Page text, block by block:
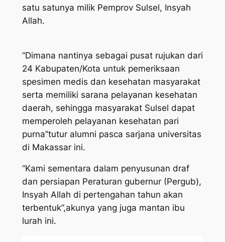
satu satunya milik Pemprov Sulsel, Insyah
Allah.
“Dimana nantinya sebagai pusat rujukan dari
24 Kabupaten/Kota untuk pemeriksaan
spesimen medis dan kesehatan masyarakat
serta memiliki sarana pelayanan kesehatan
daerah, sehingga masyarakat Sulsel dapat
memperoleh pelayanan kesehatan pari
purna”tutur alumni pasca sarjana universitas
di Makassar ini.
“Kami sementara dalam penyusunan draf
dan persiapan Peraturan gubernur (Pergub),
Insyah Allah di pertengahan tahun akan
terbentuk”,akunya yang juga mantan ibu
lurah ini.